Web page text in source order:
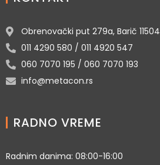
Obrenovački put 279a, Barič 11504
011 4290 580 / 011 4920 547
060 7070 195 / 060 7070 193
info@metacon.rs
RADNO VREME
Radnim danima: 08:00-16:00